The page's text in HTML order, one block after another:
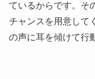
ているからです。そ
チャンスを用意して
の声に耳を傾けて行